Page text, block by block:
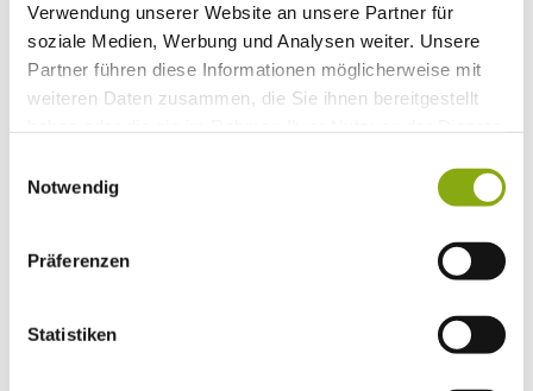
Verwendung unserer Website an unsere Partner für
soziale Medien, Werbung und Analysen weiter. Unsere
Partner führen diese Informationen möglicherweise mit
weiteren Daten zusammen, die Sie ihnen bereitgestellt
Notwendig
Präferenzen
Statistiken
Unsere Schule
Impressionen
Kollegium
Unterstützungsangebot
Leitbild
Schullogo
Partner
Duale Partner
Gedenkstätte "Vulkan"
Home